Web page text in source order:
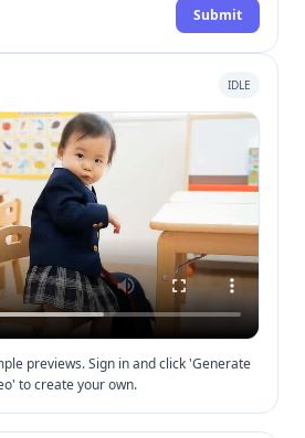
Submit
IDLE
previews. Sign in and click 'Generate
to create your own.